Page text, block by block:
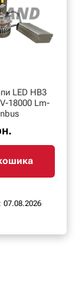
LED HB3
18000 Lm-
07.08.2026